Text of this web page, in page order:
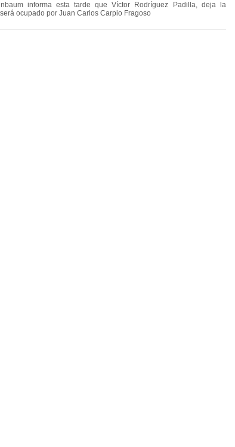
informa esta tarde que Víctor Rodríguez Padilla, deja la
ocupado por Juan Carlos Carpio Fragoso